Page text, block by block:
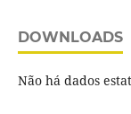
DOWNLOADS
Não há dados